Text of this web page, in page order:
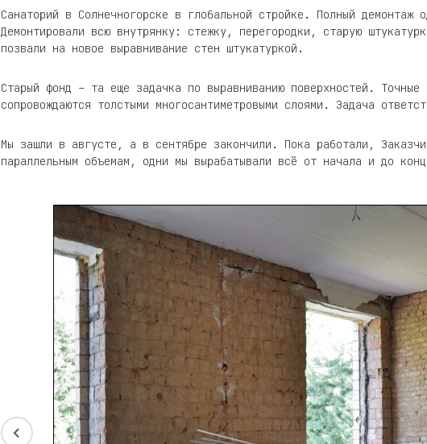
Санаторий в Солнечногорске в глобальной стройке. Полный демонтаж
Демонтировали всю внутрянку: стежку, перегородки, старую
позвали на новое выравнивание стен штукатуркой.
Старый фонд – та еще задачка по выравниванию поверхностей.
сопровождаются толстыми многосантиметровыми слоями. Задача
Мы зашли в августе, а в сентябре закончили. Пока работали,
параллельным объемам, одни мы вырабатывали всё от начала и до